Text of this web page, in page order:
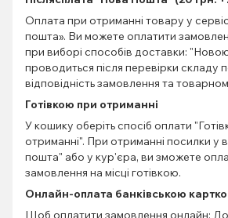
Оплата при отриманні товару у
пошта». Ви можете оплатити
при виборі способів доставки:
проводиться після перевірки складу
відповідність замовлення та
Готівкою при отриманні
У кошику оберіть спосіб оплати
отриманні". При отриманні посилки у
пошта" або у кур'єра, ви зможете
замовлення на місці готівкою.
Онлайн-оплата банківською
Щоб оплатити замовлення онлайн: